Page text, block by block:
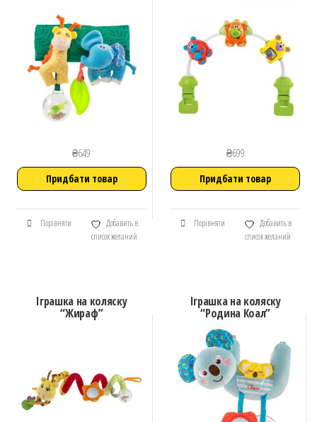
₴649
Придбати товар
Порівняти
Добавить в
список желаний
₴699
Придбати товар
Порівняти
Добавить в
список желаний
Іграшка на коляску
“Жираф”
Іграшка на коляску
“Родина Коал”